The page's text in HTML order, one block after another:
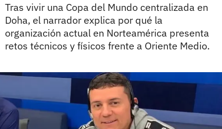
Tras vivir una Copa del Mundo centralizada en
Doha, el narrador explica por qué la
organización actual en Norteamérica presenta
retos técnicos y físicos frente a Oriente Medio.